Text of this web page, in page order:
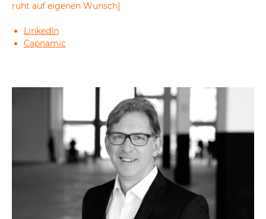
ruht auf eigenen Wunsch]
LinkedIn
Capnamic